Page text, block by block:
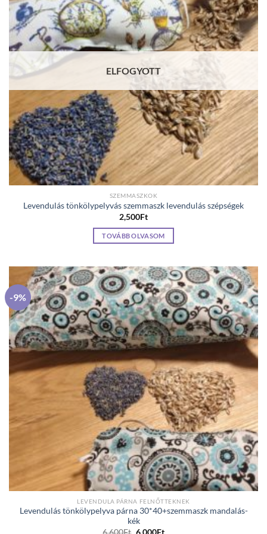
ELFOGYOTT
SZEMMASZKOK
Levendulás tönkölypelyvás szemmaszk levendulás szépségek
2,500Ft
TOVÁBB OLVASOM
-9%
LEVENDULA PÁRNA FELNŐTTEKNEK
Levendulás tönkölypelyva párna 30*40+szemmaszk mandalás-
kék
6,600Ft Original
6,000FtCurrent